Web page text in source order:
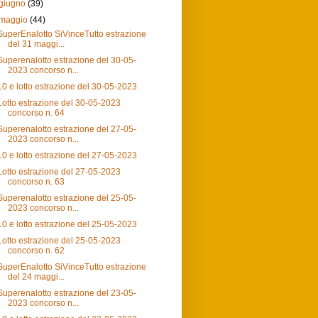
(39)
(44)
SiVinceTutto estrazione
del 31 maggi...
estrazione del 30-05-
2023 concorso n...
e lotto estrazione del 30-05-2023
estrazione del 30-05-2023
concorso n. 64
estrazione del 27-05-
2023 concorso n...
e lotto estrazione del 27-05-2023
estrazione del 27-05-2023
concorso n. 63
estrazione del 25-05-
2023 concorso n...
e lotto estrazione del 25-05-2023
estrazione del 25-05-2023
concorso n. 62
SiVinceTutto estrazione
del 24 maggi...
estrazione del 23-05-
2023 concorso n...